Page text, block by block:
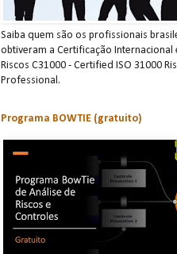
Saiba quem são os profissionais
obtiveram a Certificação Internacional
Riscos C31000 - Certified ISO 31000
Professional.
Programa BOWTIE (gratuito)